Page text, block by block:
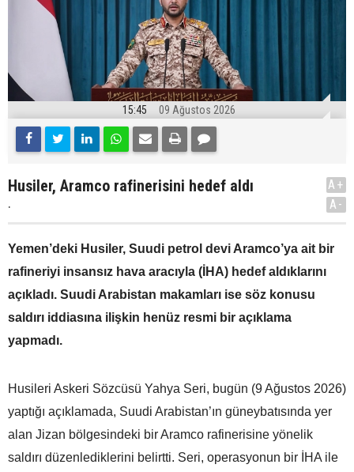
15:45 09 Ağustos 2026
Husiler, Aramco rafinerisini hedef aldı
.
A+
A-
Yemen’deki Husiler, Suudi petrol devi Aramco’ya ait bir
rafineriyi insansız hava aracıyla (İHA) hedef aldıklarını
açıkladı. Suudi Arabistan makamları ise söz konusu
saldırı iddiasına ilişkin henüz resmi bir açıklama
yapmadı.
Husileri Askeri Sözcüsü Yahya Seri, bugün (9 Ağustos 2026)
yaptığı açıklamada, Suudi Arabistan’ın güneybatısında yer
alan Jizan bölgesindeki bir Aramco rafinerisine yönelik
saldırı düzenlediklerini belirtti. Seri, operasyonun bir İHA ile